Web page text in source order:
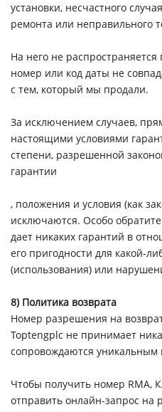
установки, несчастного
ремонта или неправильного
На него не
номер или код даты не
с тем, который мы продали.
За исключением случаев,
настоящими условиями
степени, разрешенной
гарантии
, положения и условия (как
исключаются. Особо
дает никаких гарантий в
его пригодности для какой-
(использования) или
8) Политика возврата
Номер разрешения на
Toptengplc не принимает
сопровождаются уникальным
Чтобы получить номер RMA,
отправить онлайн-запрос на